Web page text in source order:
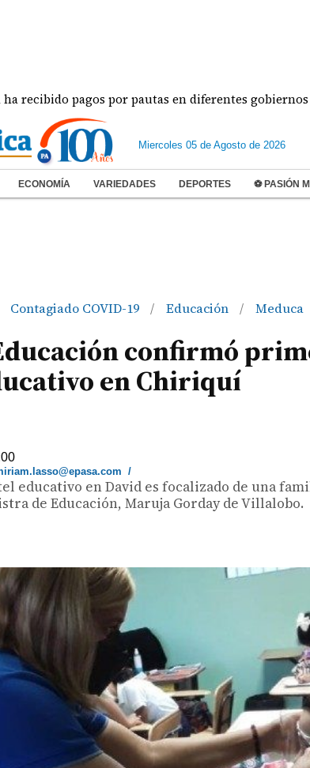
pagos por pautas en diferentes gobiernos
Miercoles 05 de Agosto de 2026
ECONOMÍA VARIEDADES DEPORTES ⚽ PASIÓN
Contagiado COVID-19 / Educación / Meduca
confirmó
en Chiriquí
/
educativo en David es focalizado de una
de Educación, Maruja Gorday de Villalobo.